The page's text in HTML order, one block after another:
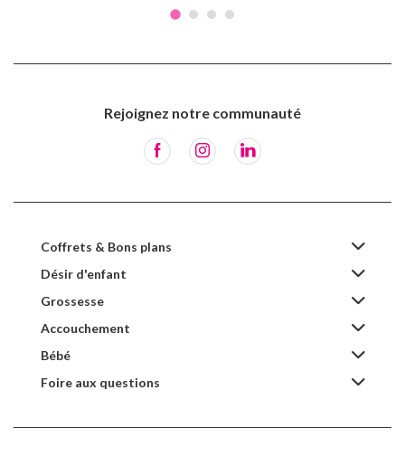
Rejoignez notre communauté
Coffrets & Bons plans
Désir d'enfant
Grossesse
Accouchement
Bébé
Foire aux questions